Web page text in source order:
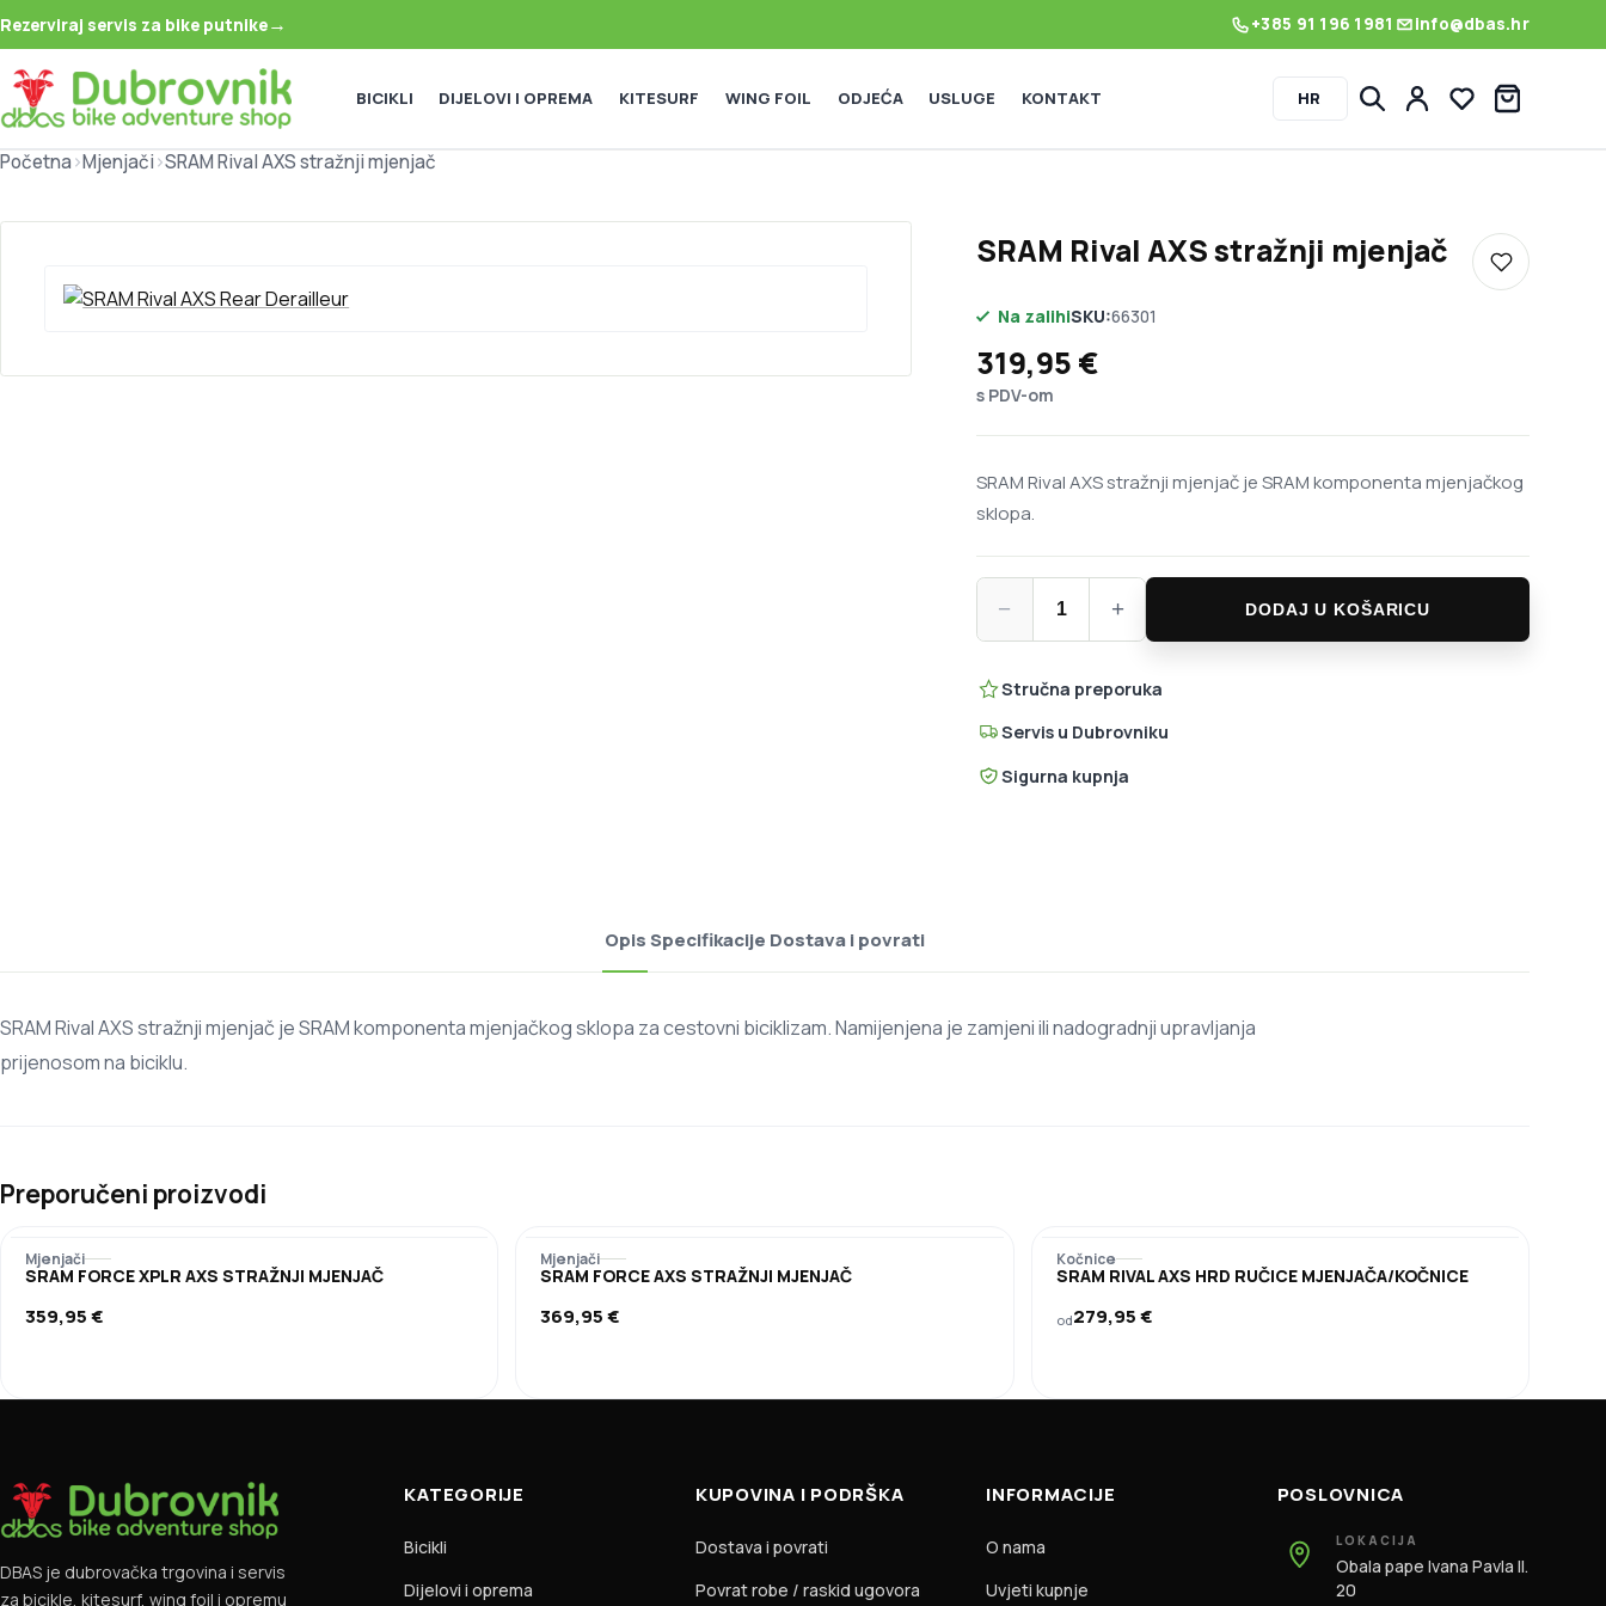
Rezerviraj servis za bike putnike→ +385 91 196 1981 info@dbas.hr
HR Lista želja
BICIKLI DIJELOVI I OPREMA KITESURF WING FOIL ODJEĆA USLUGE KONTAKT
Početna>Mjenjači>SRAM Rival AXS stražnji mjenjač
SRAM Rival AXS stražnji mjenjač
Dodaj u
Na zalihiSKU:66301
319,95 €
s PDV-om
SRAM Rival AXS stražnji mjenjač je SRAM komponenta mjenjačkog
sklopa.
−
SRAM Rival AXS stražnji mjenjač količina
+ DODAJ U KOŠARICU
Stručna preporuka
Servis u Dubrovniku
Sigurna kupnja
OpisSpecifikacije Dostava i povrati
SRAM Rival AXS stražnji mjenjač je SRAM komponenta mjenjačkog sklopa za cestovni biciklizam. Namijenjena je zamjeni ili nadogradnji upravljanja
prijenosom na biciklu.
Preporučeni proizvodi
Mjenjači
SRAM FORCE XPLR AXS STRAŽNJI MJENJAČ
359,95€
Mjenjači
SRAM FORCE AXS STRAŽNJI MJENJAČ
369,95€
Kočnice
SRAM RIVAL AXS HRD RUČICE MJENJAČA/KOČNICE
od279,95€
DBAS je dubrovačka trgovina i servis
za bicikle, kitesurf, wing foil i opremu
KATEGORIJE
Bicikli
Dijelovi i oprema
KUPOVINA I PODRŠKA
Dostava i povrati
Povrat robe / raskid ugovora
INFORMACIJE
O nama
Uvjeti kupnje
POSLOVNICA
LOKACIJA
Obala pape Ivana Pavla II.
20